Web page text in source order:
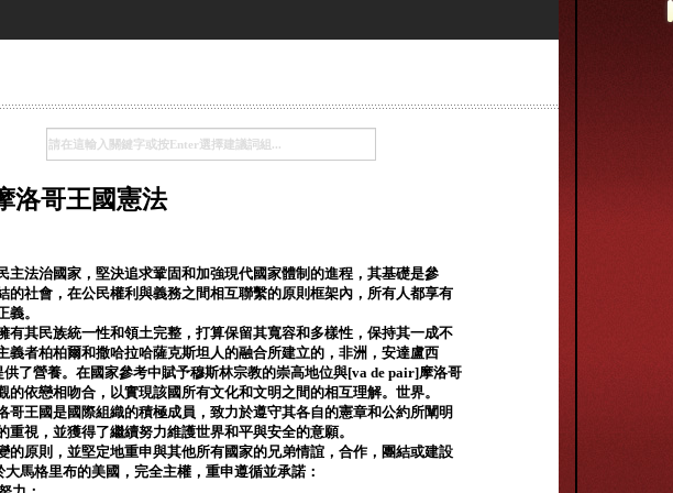
洛哥王國憲法
主法治國家，堅決追求鞏固和加強現代國家體制的進程，其基礎是參
的社會，在公民權利與義務之間相互聯繫的原則框架內，所有人都享有
。
有其民族統一性和領土完整，打算保留其寬容和多樣性，保持其一成不
義者柏柏爾和撒哈拉哈薩克斯坦人的融合所建立的，非洲，安達盧西
了營養。在國家參考中賦予穆斯林宗教的崇高地位與[va de pair]摩洛哥
依戀相吻合，以實現該國所有文化和文明之間的相互理解。世界。
哥王國是國際組織的積極成員，致力於遵守其各自的憲章和公約所闡明
視，並獲得了繼續努力維護世界和平與安全的意願。
的原則，並堅定地重申與其他所有國家的兄弟情誼，合作，團結或建設
馬格里布的美國，完全主權，重申遵循並承諾：